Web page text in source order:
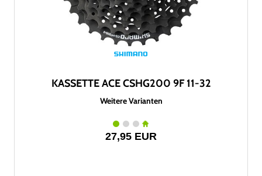
KASSETTE ACE CSHG200 9F 11-32
Weitere Varianten
27,95 EUR